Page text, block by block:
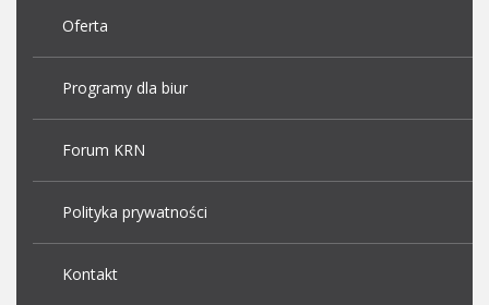
Oferta
Programy dla biur
Forum KRN
Polityka prywatności
Kontakt